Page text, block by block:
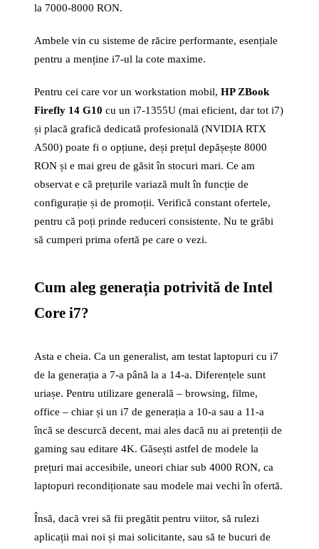
la 7000-8000 RON.
Ambele vin cu sisteme de răcire performante, esențiale
pentru a menține i7-ul la cote maxime.
Pentru cei care vor un workstation mobil, HP ZBook
Firefly 14 G10 cu un i7-1355U (mai eficient, dar tot i7)
și placă grafică dedicată profesională (NVIDIA RTX
A500) poate fi o opțiune, deși prețul depășește 8000
RON și e mai greu de găsit în stocuri mari. Ce am
observat e că prețurile variază mult în funcție de
configurație și de promoții. Verifică constant ofertele,
pentru că poți prinde reduceri consistente. Nu te grăbi
să cumperi prima ofertă pe care o vezi.
Cum aleg generația potrivită de Intel
Core i7?
Asta e cheia. Ca un generalist, am testat laptopuri cu i7
de la generația a 7-a până la a 14-a. Diferențele sunt
uriașe. Pentru utilizare generală – browsing, filme,
office – chiar și un i7 de generația a 10-a sau a 11-a
încă se descurcă decent, mai ales dacă nu ai pretenții de
gaming sau editare 4K. Găsești astfel de modele la
prețuri mai accesibile, uneori chiar sub 4000 RON, ca
laptopuri recondiționate sau modele mai vechi în ofertă.
Însă, dacă vrei să fii pregătit pentru viitor, să rulezi
aplicații mai noi și mai solicitante, sau să te bucuri de